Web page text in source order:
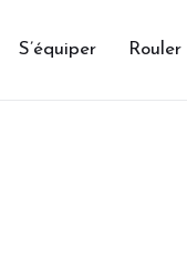
S’équiper Rouler